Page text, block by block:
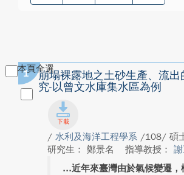
本頁全選
1
崩塌裸露地之土砂生產、流
究-以曾文水庫集水區為例
/ 水利及海洋工程學系 /108/ 碩
研究生： 鄭景名
指導教授：
近年來臺灣由於氣候變遷，